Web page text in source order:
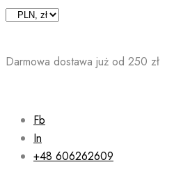
Skip
Darmowa dostawa już od 250 zł
Fb
In
+48 606262609